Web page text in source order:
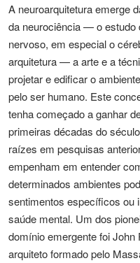
A neuroarquitetura emerge
da neurociência — o estudo
nervoso, em especial o
arquitetura — a arte e a
projetar e edificar o
pelo ser humano. Este
tenha começado a ganhar
primeiras décadas do
raízes em pesquisas
empenham em entender
determinados ambientes
sentimentos específicos ou
saúde mental. Um dos
domínio emergente foi John
arquiteto formado pelo